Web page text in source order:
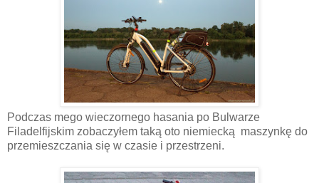
Podczas mego wieczornego hasania po Bulwarze
Filadelfijskim zobaczyłem taką oto niemiecką maszynkę do
przemieszczania się w czasie i przestrzeni.